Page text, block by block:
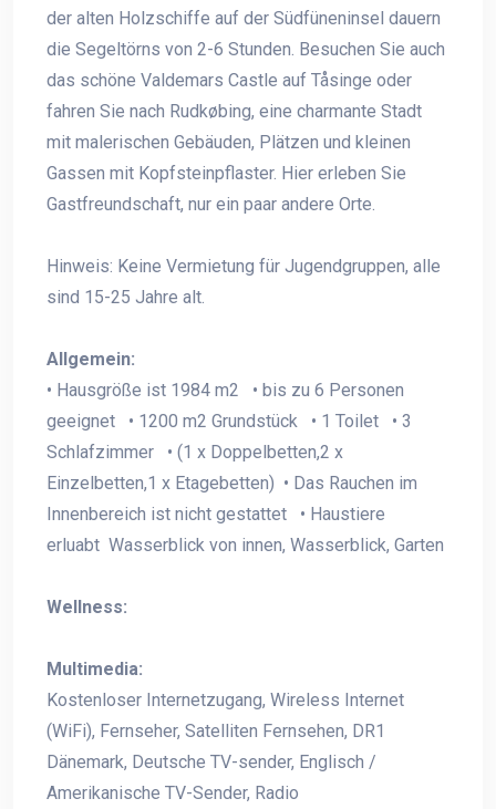
der alten Holzschiffe auf der Südfüneninsel dauern
die Segeltörns von 2-6 Stunden. Besuchen Sie auch
das schöne Valdemars Castle auf Tåsinge oder
fahren Sie nach Rudkøbing, eine charmante Stadt
mit malerischen Gebäuden, Plätzen und kleinen
Gassen mit Kopfsteinpflaster. Hier erleben Sie
Gastfreundschaft, nur ein paar andere Orte.
Hinweis: Keine Vermietung für Jugendgruppen, alle
sind 15-25 Jahre alt.
Allgemein:
• Hausgröße ist 1984 m2 • bis zu 6 Personen
geeignet • 1200 m2 Grundstück • 1 Toilet • 3
Schlafzimmer • (1 x Doppelbetten,2 x
Einzelbetten,1 x Etagebetten) • Das Rauchen im
Innenbereich ist nicht gestattet • Haustiere
erluabt Wasserblick von innen, Wasserblick, Garten
Wellness:
Multimedia:
Kostenloser Internetzugang, Wireless Internet
(WiFi), Fernseher, Satelliten Fernsehen, DR1
Dänemark, Deutsche TV-sender, Englisch /
Amerikanische TV-Sender, Radio